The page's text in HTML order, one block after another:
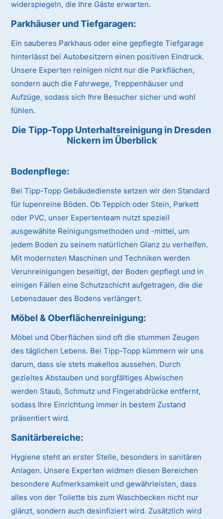
widerspiegeln, die Ihre Gäste erwarten.
Parkhäuser und Tiefgaragen:
Ein sauberes Parkhaus oder eine gepflegte Tiefgarage
hinterlässt bei Autobesitzern einen positiven Eindruck.
Unsere Experten reinigen nicht nur die Parkflächen,
sondern auch die Fahrwege, Treppenhäuser und
Aufzüge, sodass sich Ihre Besucher sicher und wohl
fühlen.
Die Tipp-Topp Unterhaltsreinigung in Dresden
Nickern im Überblick
Bodenpflege:
Bei Tipp-Topp Gebäudedienste setzen wir den Standard
für lupenreine Böden. Ob Teppich oder Stein, Parkett
oder PVC, unser Expertenteam nutzt speziell
ausgewählte Reinigungsmethoden und -mittel, um
jedem Boden zu seinem natürlichen Glanz zu verhelfen.
Mit modernsten Maschinen und Techniken werden
Verunreinigungen beseitigt, der Boden gepflegt und in
einigen Fällen eine Schutzschicht aufgetragen, die die
Lebensdauer des Bodens verlängert.
Möbel & Oberflächenreinigung:
Möbel und Oberflächen sind oft die stummen Zeugen
des täglichen Lebens. Bei Tipp-Topp kümmern wir uns
darum, dass sie stets makellos aussehen. Durch
gezieltes Abstauben und sorgfältiges Abwischen
werden Staub, Schmutz und Fingerabdrücke entfernt,
sodass Ihre Einrichtung immer in bestem Zustand
präsentiert wird.
Sanitärbereiche:
Hygiene steht an erster Stelle, besonders in sanitären
Anlagen. Unsere Experten widmen diesen Bereichen
besondere Aufmerksamkeit und gewährleisten, dass
alles von der Toilette bis zum Waschbecken nicht nur
glänzt, sondern auch desinfiziert wird. Zusätzlich wird